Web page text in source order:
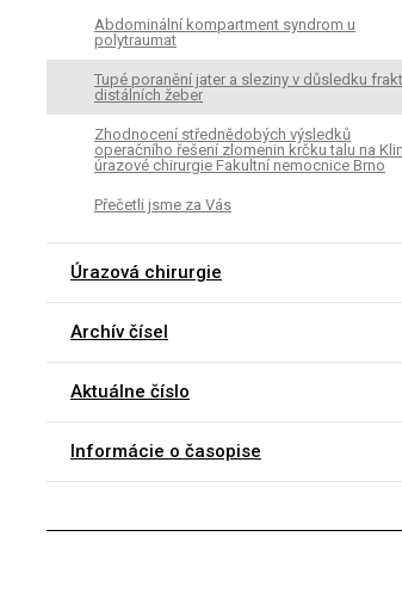
Abdominální kompartment syndrom u
polytraumat
Tupé poranění jater a sleziny v důsledku
distálních žeber
Zhodnocení střednědobých výsledků
operačního řešení zlomenin krčku talu na
úrazové chirurgie Fakultní nemocnice Brno
Přečetli jsme za Vás
Úrazová chirurgie
Archív čísel
Aktuálne číslo
Informácie o časopise